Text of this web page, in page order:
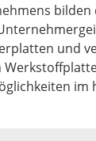
bilden
und